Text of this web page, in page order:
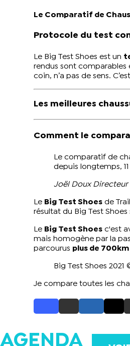
Le Comparatif de
Protocole du test
Le Big Test Shoes est un
rendus sont comparables
coin, n’a pas de sens.
Les meilleures
Comment le
Le comparatif de
depuis longtemps,
Joël Doux
Le Big Test Shoes de
résultat du Big Test
Le Big Test Shoes c'est
mais homogène par la
parcourus plus de 700km
Big Test Shoes 2021
Je compare toutes les
AGENDA